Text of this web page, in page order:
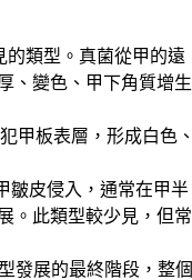
的類型。真菌從甲的遠
、變色、甲下角質增生
甲板表層，形成白色
皺皮侵入，通常在甲半
。此類型較少見，但常
發展的最終階段，整個